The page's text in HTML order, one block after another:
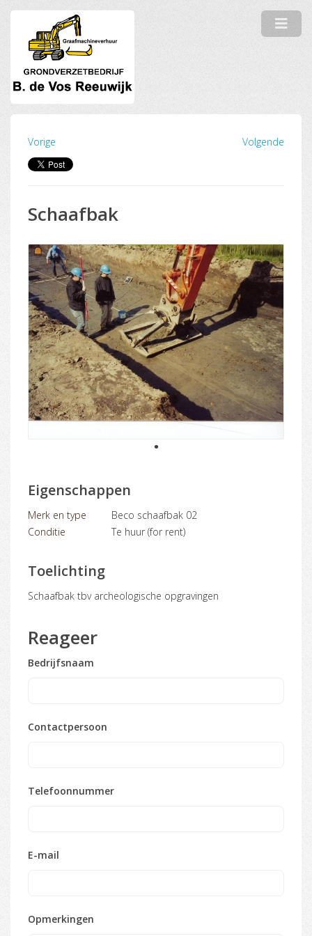
Vorige Volgende
Schaafbak
1
Eigenschappen
Merk en type
Beco schaafbak 02
Conditie
Te huur (for rent)
Toelichting
Schaafbak tbv archeologische opgravingen
Reageer
Bedrijfsnaam
Contactpersoon
Telefoonnummer
E-mail
Opmerkingen